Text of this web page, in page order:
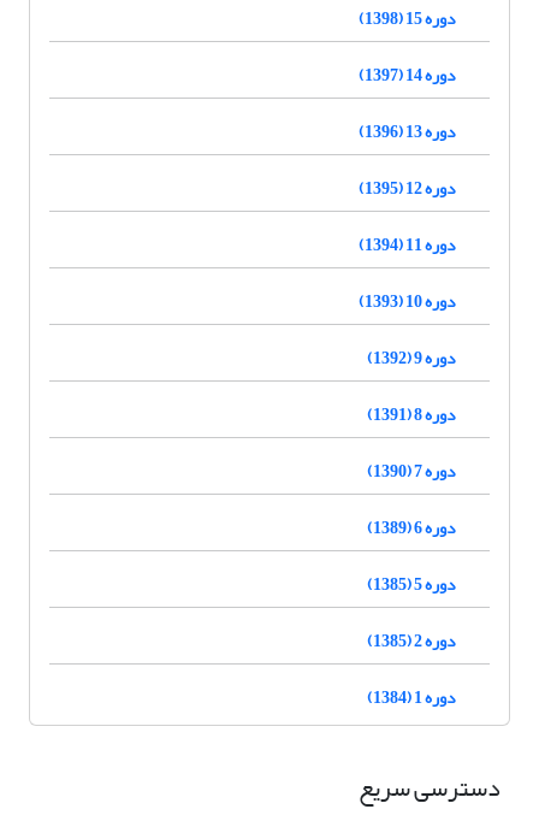
دوره 15 (1398)
دوره 14 (1397)
دوره 13 (1396)
دوره 12 (1395)
دوره 11 (1394)
دوره 10 (1393)
دوره 9 (1392)
دوره 8 (1391)
دوره 7 (1390)
دوره 6 (1389)
دوره 5 (1385)
دوره 2 (1385)
دوره 1 (1384)
دسترسی سریع